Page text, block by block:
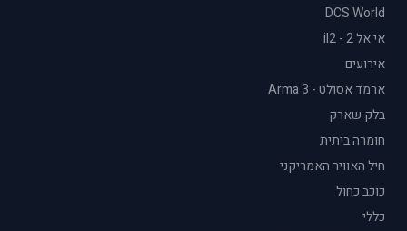
DCS World
אי אל 2 - il2
אירועים
ארמד אסולט - Arma 3
בלק שארק
חומרה ביתית
חיל האוויר האמריקני
כוכב כחול
כללי